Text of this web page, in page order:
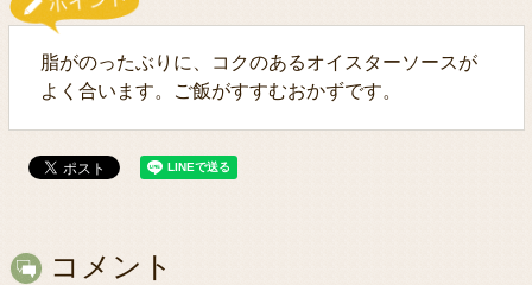
脂がのったぶりに、コクのあるオイスターソースが
よく合います。ご飯がすすむおかずです。
コメント